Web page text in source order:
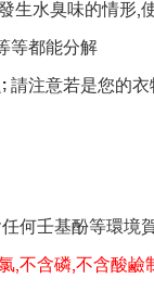
生水臭味的情形,
等都能分解
注意若是您的
何壬基酚等環境
,不含磷,不含酸鹼